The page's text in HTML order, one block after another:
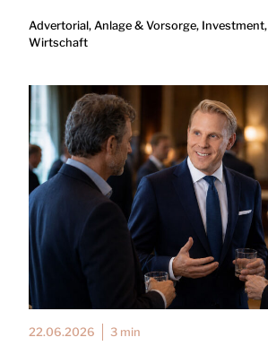
Advertorial, Anlage & Vorsorge, Investment,
Wirtschaft
22.06.2026 3 min